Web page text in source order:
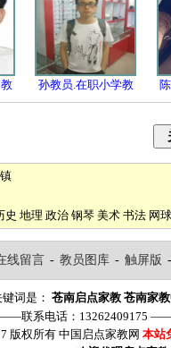
孙教员.在职小学教
史 地理 政治 钢琴 美术 书法 网球
线留言 - 教员图库 - 触屏版
词是： 苍南启点家教 苍南家
联系电话：13262409175
版权所有 中国启点家教网 本站